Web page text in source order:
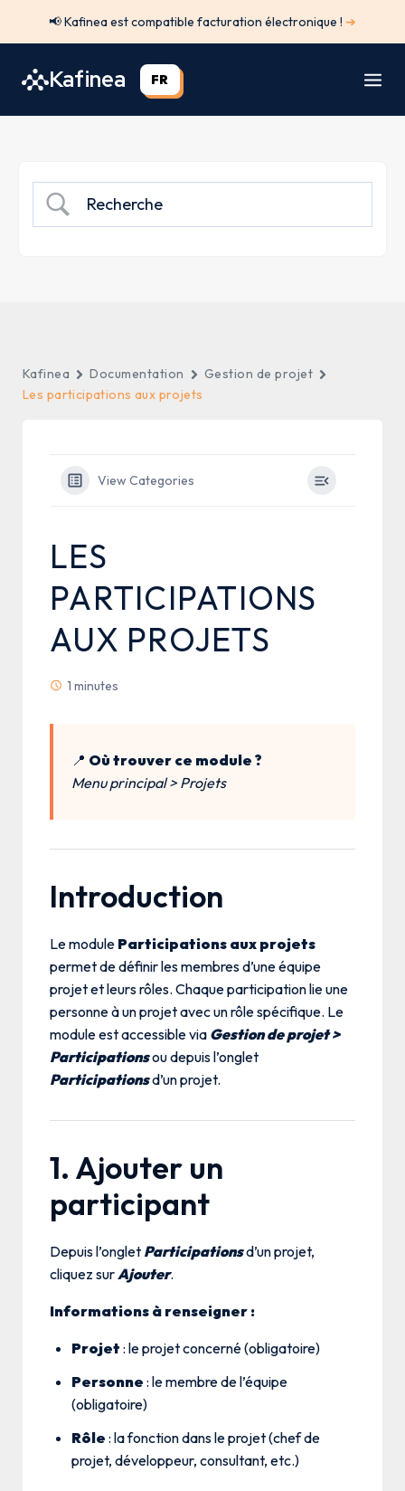
📢 Kafinea est compatible facturation électronique ! ➔
Kafinea FR
Kafinea Documentation
Gestion de projet
Les participations aux projets
View Categories
LES
PARTICIPATIONS
AUX PROJETS
1 minutes
📍 Où trouver ce module ?
Menu principal > Projets
Introduction
Le module Participations aux projets
permet de définir les membres d’une équipe
projet et leurs rôles. Chaque participation lie une
personne à un projet avec un rôle spécifique. Le
module est accessible via Gestion de projet >
Participationsou depuis l’onglet
Participationsd’un projet.
1. Ajouter un
participant
Depuis l’onglet Participationsd’un projet,
cliquez surAjouter.
Informations à renseigner :
Projet : le projet concerné (obligatoire)
Personne : le membre de l’équipe
(obligatoire)
Rôle : la fonction dans le projet (chef de
projet, développeur, consultant, etc.)